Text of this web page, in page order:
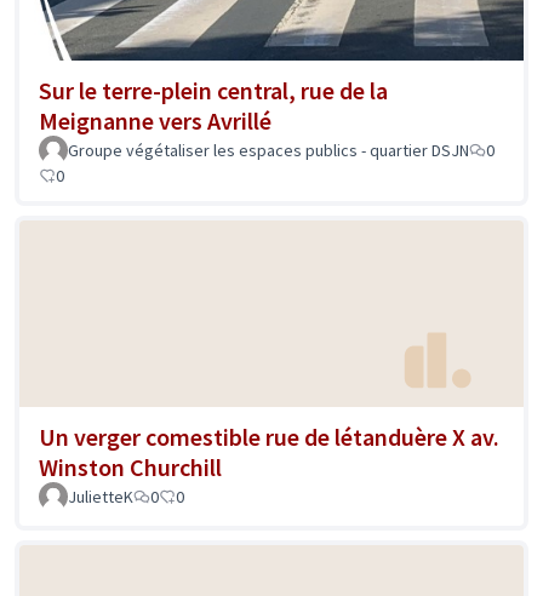
Sur le terre-plein central, rue de la
Meignanne vers Avrillé
Groupe végétaliser les espaces publics - quartier DSJN
0
0
Un verger comestible rue de létanduère X av.
Winston Churchill
JulietteK 0 0